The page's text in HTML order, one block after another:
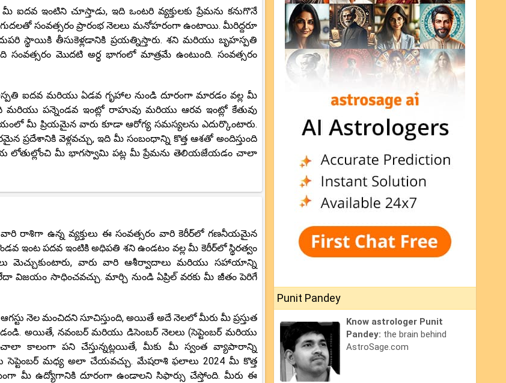
ఇంటిని చూస్తాడు, ఇది ఒంటరి వ్యక్తులకు ప్రేమను కనుగొనే
సంవత్సరం ప్రారంభ నెలలు మనోహరంగా ఉంటాయి. మీరిద్దరూ
స్థాయికి తీసుకెళ్లడానికి ప్రయత్నిస్తారు. శని మరియు బృహస్పతి
మొదటి అర్ధ భాగంలో మాత్రమే ఉంటుంది. సంవత్సరం
ఐదవ మరియు ఏడవ గృహాల నుండి దూరంగా మారడం వల్ల మీ
మరియు పన్నెండవ ఇంట్లో రాహువు మరియు ఆరవ ఇంట్లో కేతువు
మీ ప్రియమైన వారు కూడా ఆరోగ్య సమస్యలను ఎదుర్కొంటారు.
వెళ్లవచ్చు, ఇది మీ సంబంధాన్ని కొత్త ఆశతో అందిస్తుంది
లోతుల్లోంచి మీ భాగస్వామి పట్ల మీ ప్రేమను తెలియజేయడం చాలా
వారి రాశిగా ఉన్న వ్యక్తులు ఈ సంవత్సరం వారి కెరీర్‌లో గణనీయమైన
ఇంట పదవ ఇంటికి అధిపతి శని ఉండటం వల్ల మీ కెరీర్‌లో స్థిరత్వం
మెచ్చుకుంటారు, వారు వారి ఆశీర్వాదాలు మరియు సహాయాన్ని
విజయం సాధించవచ్చు. మార్చి నుండి ఏప్రిల్ వరకు మీ జీతం పెరిగే
నెల మంచిదని సూచిస్తుంది, అయితే అదే నెలలో మీరు మీ ప్రస్తుత
అయితే, నవంబర్ మరియు డిసెంబర్ నెలలు (సెప్టెంబర్ మరియు
కాలంగా పని చేస్తున్నట్లయితే, మీకు మీ స్వంత వ్యాపారాన్ని
సెప్టెంబర్ మధ్య అలా చేయవచ్చు. మేషరాశి ఫలాలు 2024 మీ కొత్త
మీ ఉద్యోగానికి దూరంగా ఉండాలని సిఫార్సు చేస్తోంది. మీరు ఈ
Punit Pandey
Know astrologer Punit
Pandey: the brain behind
AstroSage.com